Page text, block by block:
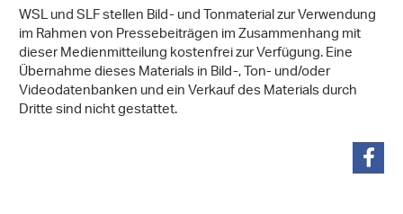
WSL und SLF stellen Bild- und Tonmaterial zur Verwendung
im Rahmen von Pressebeiträgen im Zusammenhang mit
dieser Medienmitteilung kostenfrei zur Verfügung. Eine
Übernahme dieses Materials in Bild-, Ton- und/oder
Videodatenbanken und ein Verkauf des Materials durch
Dritte sind nicht gestattet.